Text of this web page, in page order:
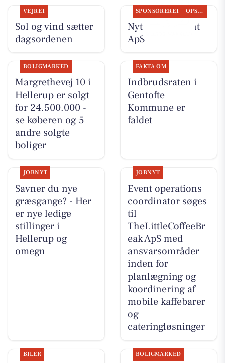
VEJRET
Sol og vind sætter
dagsordenen
SPONSORERET OPSLAGSTAVLEN
Nyt fra Fairpaint
ApS
BOLIGMARKED
Margrethevej 10 i
Hellerup er solgt
for 24.500.000 -
se køberen og 5
andre solgte
boliger
FAKTA OM
Indbrudsraten i
Gentofte
Kommune er
faldet
JOBNYT
Savner du nye
græsgange? - Her
er nye ledige
stillinger i
Hellerup og
omegn
JOBNYT
Event operations
coordinator søges
til
TheLittleCoffeeBr
eak ApS med
ansvarsområder
inden for
planlægning og
koordinering af
mobile kaffebarer
og
cateringløsninger
BILER BOLIGMARKED